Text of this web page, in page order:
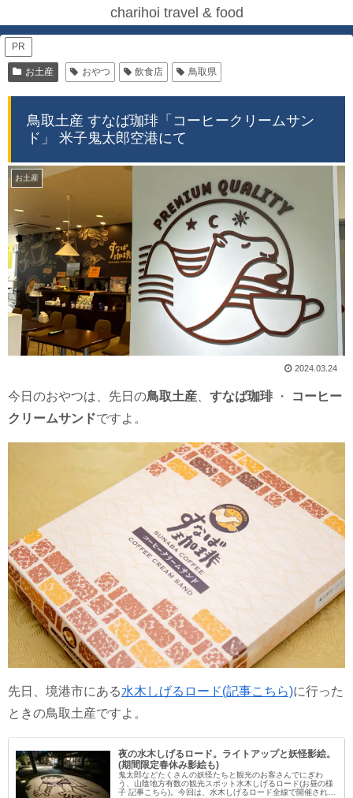
charihoi travel & food
PR
お土産 おやつ 飲食店 鳥取県
鳥取土産 すなば珈琲「コーヒークリームサン
ド」 米子鬼太郎空港にて
お土産
2024.03.24
今日のおやつは、先日の鳥取土産 すなば珈琲・
コーヒー
クリームサンドですよ。
先日、境港市にある水木しげるロード(記事こちら)に行った
ときの鳥取土産ですよ。
夜の水木しげるロード。ライトアップと妖怪影絵。
(期間限定春休み影絵も)
鬼太郎などたくさんの妖怪たちと観光のお客さんでにぎわ
う、山陰地方有数の観光スポット水木しげるロード(お昼の様
子 記事こちら)。今回は、水木しげるロード全線で開催されて